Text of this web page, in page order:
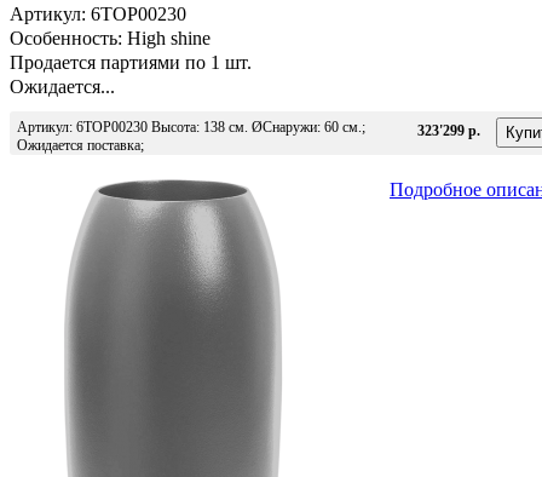
Артикул: 6TOP00230
Особенность: High shine
Продается партиями по 1 шт.
Ожидается...
Артикул: 6TOP00230 Высота: 138 см. ØСнаружи: 60 см.;
Ожидается поставка;
323'299 р.
Подробное